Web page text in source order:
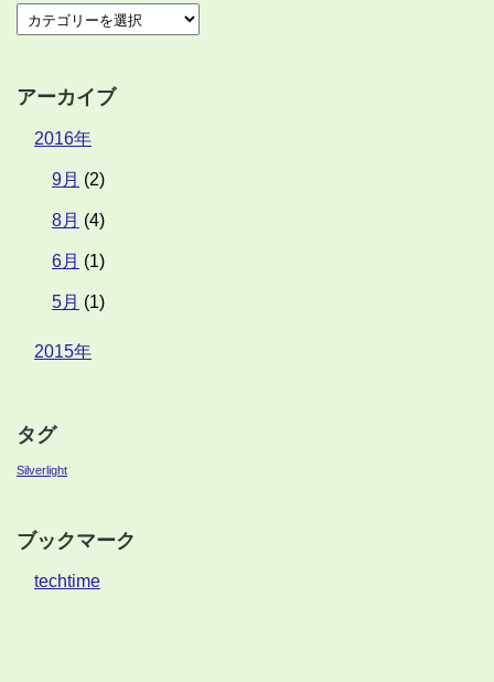
アーカイブ
2016年
9月 (2)
8月 (4)
6月 (1)
5月 (1)
2015年
タグ
Silverlight
ブックマーク
techtime